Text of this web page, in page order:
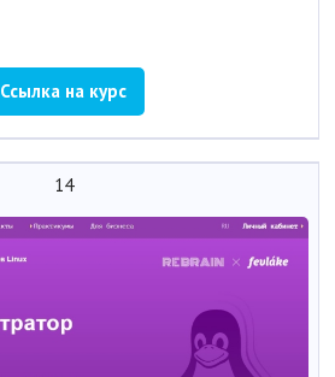
Ссылка на курс
14